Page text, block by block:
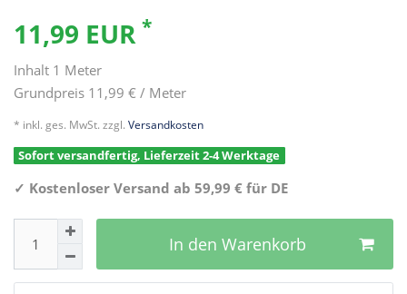
11,99 EUR *
Inhalt 1 Meter
Grundpreis 11,99 € / Meter
* inkl. ges. MwSt. zzgl. Versandkosten
Sofort versandfertig, Lieferzeit 2-4 Werktage
✓ Kostenloser Versand ab 59,99 € für DE
In den Warenkorb